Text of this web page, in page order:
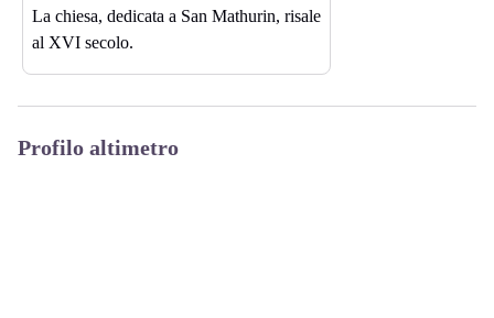
La chiesa, dedicata a San Mathurin, risale
al XVI secolo.
Profilo altimetro